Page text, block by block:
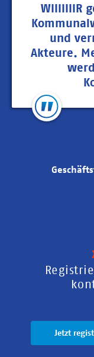
WIIIIIIIR
und
Akteure.
Jetzt